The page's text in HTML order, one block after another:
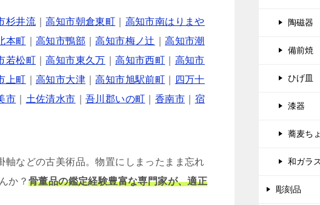
杉井流 ｜高知市朝倉東町
高知市南はりまや
本町 ｜高知市鴨部 ｜高知市梅ノ辻 ｜高知市潮
若松町 ｜高知市東久万 ｜高知市西町
高知市
上町 ｜高知市大津 ｜高知市旭駅前町
四万十
市 土佐清水市 ｜吾川郡いの町 香南市
宿
などの古美術品。物置にしまったまま忘れ
か？ 骨董品の鑑定経験豊富な専門家が、適正
陶磁器
備前焼
ひげ皿
漆器
蕎麦ち
和ガラス
彫刻品